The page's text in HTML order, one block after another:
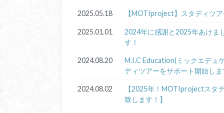
2025.05.18 【MOTIproject】スタディツ
2025.01.01
2024年に感謝と2025年あけま
す！
2024.08.20
M.I.C Education(ミックエデュ
ディツアーをサポート開始しま
2024.08.02
【2025年！MOTIprojectスタ
致します！】